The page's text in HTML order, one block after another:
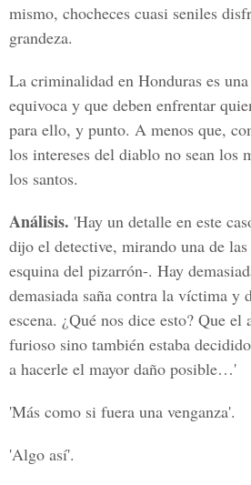
mismo, chocheces cuasi seniles
grandeza.
La criminalidad en Honduras es
equivoca y que deben enfrentar
para ello, y punto. A menos que,
los intereses del diablo no sean los
los santos.
Análisis. 'Hay un detalle en este
dijo el detective, mirando una de
esquina del pizarrón-. Hay
demasiada saña contra la víctima y
escena. ¿Qué nos dice esto? Que el
furioso sino también estaba
a hacerle el mayor daño posible…'
'Más como si fuera una venganza'.
'Algo así'.